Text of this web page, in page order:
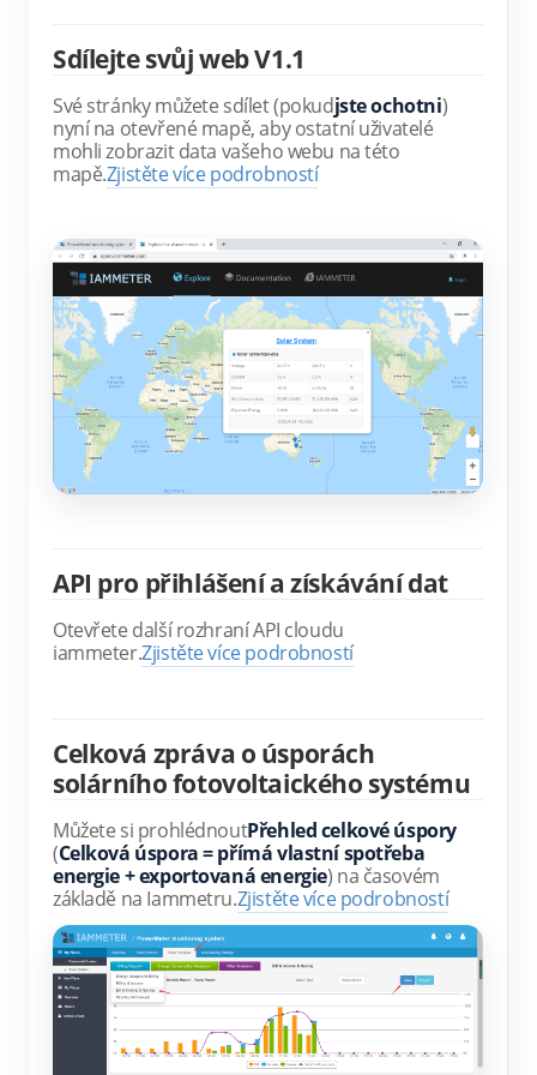
Sdílejte svůj web V1.1
Své stránky můžete sdílet (pokudjste ochotni)
nyní na otevřené mapě, aby ostatní uživatelé
mohli zobrazit data vašeho webu na této
mapě.Zjistěte více podrobností
API pro přihlášení a získávání dat
Otevřete další rozhraní API cloudu
iammeter.Zjistěte více podrobností
Celková zpráva o úsporách
solárního fotovoltaického systému
Můžete si prohlédnoutPřehled celkové úspory
(Celková úspora = přímá vlastní spotřeba
energie + exportovaná energie) na časovém
základě na Iammetru.Zjistěte více podrobností